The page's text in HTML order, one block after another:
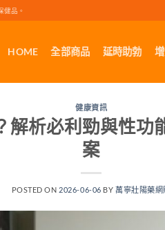
健品。
HOME 全部商品 延時助勃
健康資訊
解析必利勁與性功
案
POSTED ON 2026-06-06 BY萬寧壯陽藥網